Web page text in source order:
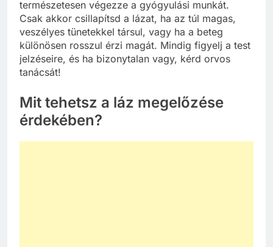
természetesen végezze a gyógyulási munkát.
Csak akkor csillapítsd a lázat, ha az túl magas,
veszélyes tünetekkel társul, vagy ha a beteg
különösen rosszul érzi magát. Mindig figyelj a test
jelzéseire, és ha bizonytalan vagy, kérd orvos
tanácsát!
Mit tehetsz a láz megelőzése
érdekében?